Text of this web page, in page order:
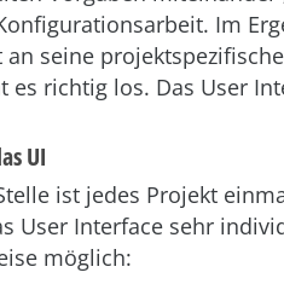
Im
seine
es richtig los. Das User
UI
ist jedes Projekt
User Interface sehr
möglich: